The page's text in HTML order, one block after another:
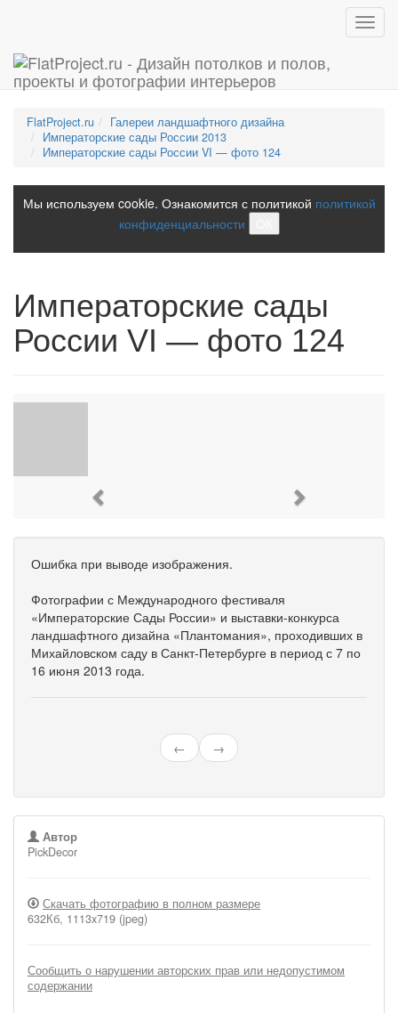
FlatProject.ru
Галереи ландшафтного дизайна
Императорские сады России 2013
Императорские сады России VI — фото 124
Мы используем cookie. Ознакомится с политикой политикой
конфиденциальности
Императорские сады
России VI — фото 124
Ошибка при выводе изображения.
Фотографии с Международного фестиваля
«Императорские Сады России» и выставки-конкурса
ландшафтного дизайна «Плантомания», проходивших в
Михайловском саду в Санкт-Петербурге в период с 7 по
16 июня 2013 года.
← →
Автор
PickDecor
Скачать фотографию в полном размере
632Кб, 1113x719 (jpeg)
Сообщить о нарушении авторских прав или недопустимом
содержании